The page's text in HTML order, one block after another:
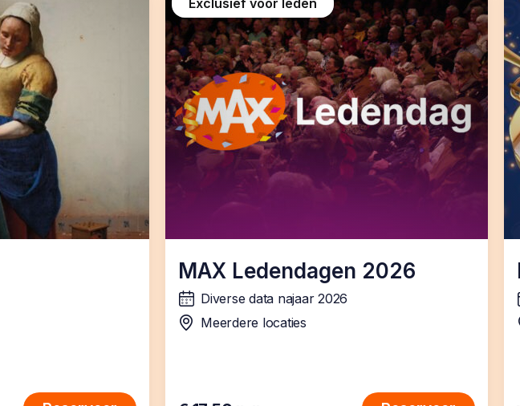
Exclusief voor leden
MAX Ledendagen 2026
wanneer:
Diverse data najaar 2026
locatie:
Meerdere locaties